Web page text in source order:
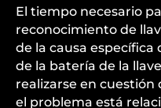
El tiempo necesario
reconocimiento de
de la causa
de la batería de la
realizarse en cuestión
el problema está